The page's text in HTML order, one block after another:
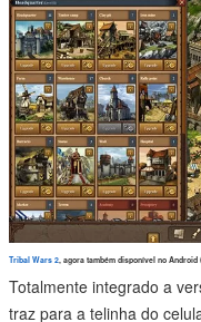
Tribal Wars 2 , agora também disponível no Android
Totalmente integrado a
traz para a telinha do